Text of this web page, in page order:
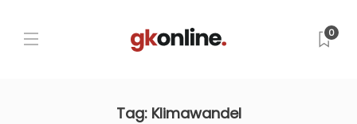
0
Tag: Klimawandel